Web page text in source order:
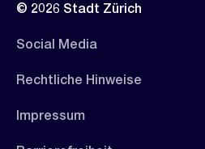
© 2026 Stadt Zürich
Social Media
Rechtliche Hinweise
Impressum